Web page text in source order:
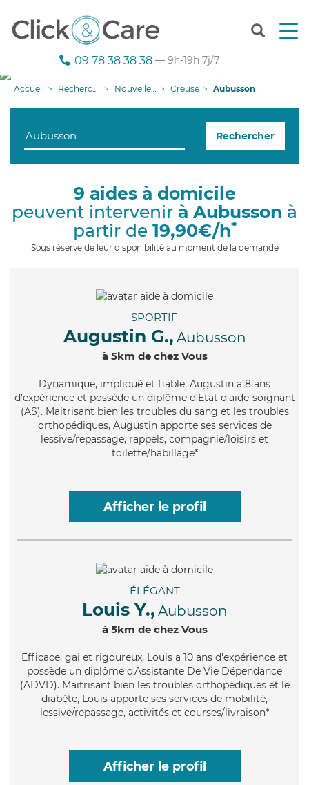
T
n
g
i
09 78 38 38 38 — 9h-19h 7j/7
Accueil Recherche aide à domicile Nouvelle-Aquitaine Creuse Aubusson
Rechercher
9 aides à domicile
peuvent intervenir à Aubusson à
partir de 19,90€/h*
Sous réserve de leur disponibilité au moment de la demande
SPORTIF
Augustin G., Aubusson
à 5km de chez Vous
Dynamique, impliqué et fiable, Augustin a 8 ans
d'expérience et possède un diplôme d'Etat d'aide-soignant
(AS). Maitrisant bien les troubles du sang et les troubles
orthopédiques, Augustin apporte ses services de
lessive/repassage, rappels, compagnie/loisirs et
toilette/habillage*
Afficher le profil
ÉLÉGANT
Louis Y., Aubusson
à 5km de chez Vous
Efficace, gai et rigoureux, Louis a 10 ans d'expérience et
possède un diplôme d'Assistante De Vie Dépendance
(ADVD). Maitrisant bien les troubles orthopédiques et le
diabète, Louis apporte ses services de mobilité,
lessive/repassage, activités et courses/livraison*
Afficher le profil